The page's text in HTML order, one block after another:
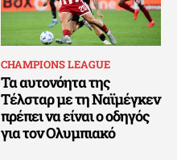
CHAMPIONS LEAGUE
Τα αυτονόητα της
Τέλσταρ με τη Ναϊμέγκεν
πρέπει να είναι ο οδηγός
για τον Ολυμπιακό